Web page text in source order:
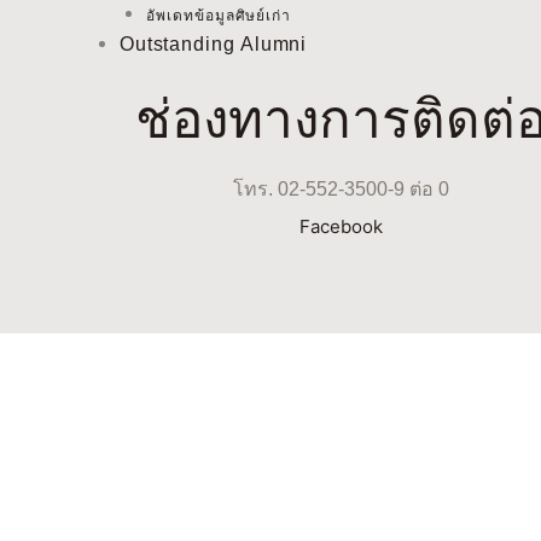
อัพเดทข้อมูลศิษย์เก่า
Outstanding Alumni
ช่องทางการติดต่
โทร. 02-552-3500-9 ต่อ 0
Facebook